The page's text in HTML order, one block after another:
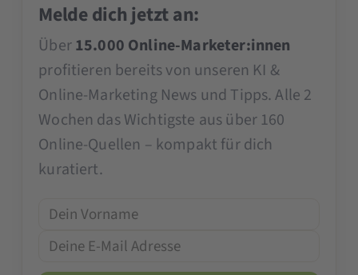
Melde dich jetzt an:
Über15.000 Online-Marketer:innen
profitieren bereits von unseren KI &
Online-Marketing News und Tipps. Alle 2
Wochen das Wichtigste aus über 160
Online-Quellen – kompakt für dich
kuratiert.